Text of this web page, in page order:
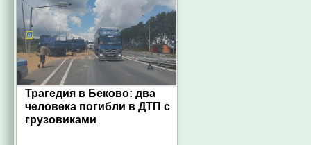
Трагедия в Беково: два
человека погибли в ДТП с
грузовиками